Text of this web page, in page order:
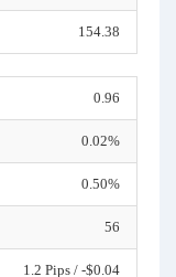
154.38
0.96
0.02%
0.50%
56
1.2 Pips / -$0.04